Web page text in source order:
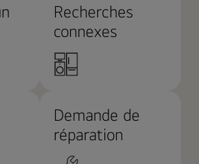
Recherches
connexes
Demande de
réparation